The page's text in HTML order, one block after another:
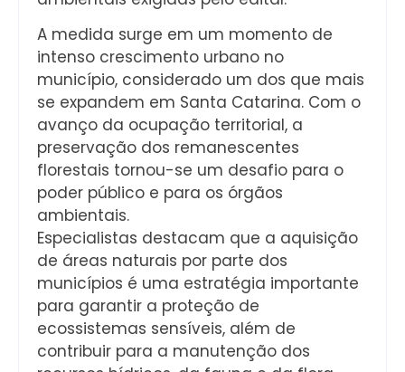
A medida surge em um momento de
intenso crescimento urbano no
município, considerado um dos que mais
se expandem em Santa Catarina. Com o
avanço da ocupação territorial, a
preservação dos remanescentes
florestais tornou-se um desafio para o
poder público e para os órgãos
ambientais.
Especialistas destacam que a aquisição
de áreas naturais por parte dos
municípios é uma estratégia importante
para garantir a proteção de
ecossistemas sensíveis, além de
contribuir para a manutenção dos